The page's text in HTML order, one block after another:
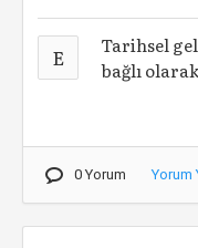
E
Tarihsel
bağlı
0 Yorum Yorum